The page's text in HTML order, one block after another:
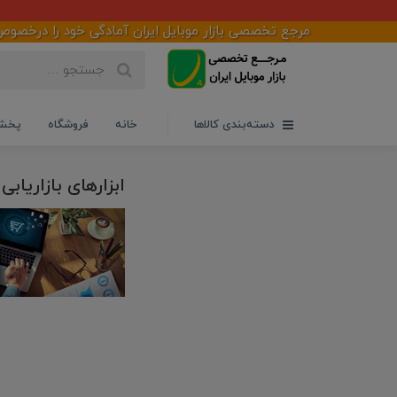
مرجع تخصصی بازار موبایل ایران آمادگی خود را
دسته‌بندی کالاها خانه فروشگاه
ابزارهای